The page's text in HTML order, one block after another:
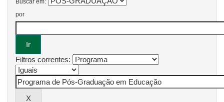
por
Filtros correntes: